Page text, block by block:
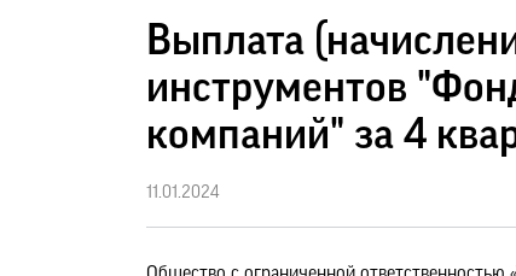
Выплата
инструментов
компаний" за 4
11.01.2024